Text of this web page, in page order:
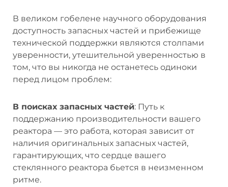
В великом гобелене научного оборудования
доступность запасных частей и прибежище
технической поддержки являются столпами
уверенности, утешительной уверенностью в
том, что вы никогда не останетесь одиноки
перед лицом проблем:
В поисках запасных частей: Путь к
поддержанию производительности вашего
реактора — это работа, которая зависит от
наличия оригинальных запасных частей,
гарантирующих, что сердце вашего
стеклянного реактора бьется в неизменном
ритме.